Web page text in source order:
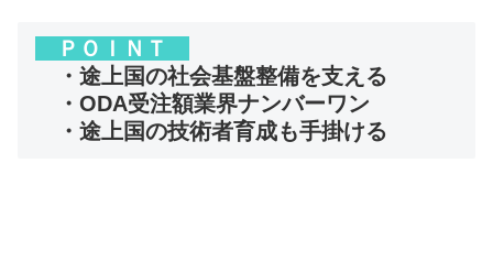
ＰＯＩＮＴ
・途上国の社会基盤整備を支える
・ODA受注額業界ナンバーワン
・途上国の技術者育成も手掛ける